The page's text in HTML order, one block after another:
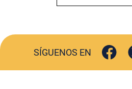
SÍGUENOS EN